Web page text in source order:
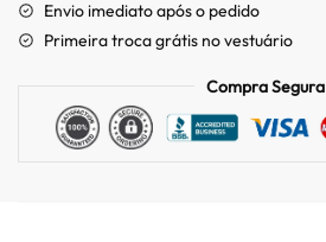
Envio imediato após o pedido
Primeira troca grátis no vestuário
Compra Segura